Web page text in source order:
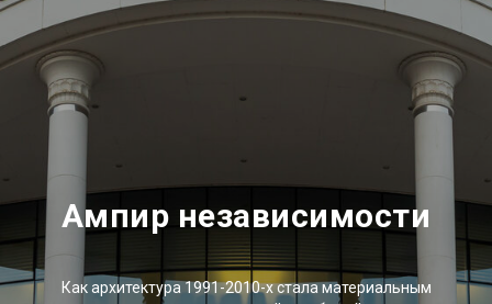
Ампир независимости
Как архитектура 1991-2010-х стала материальным